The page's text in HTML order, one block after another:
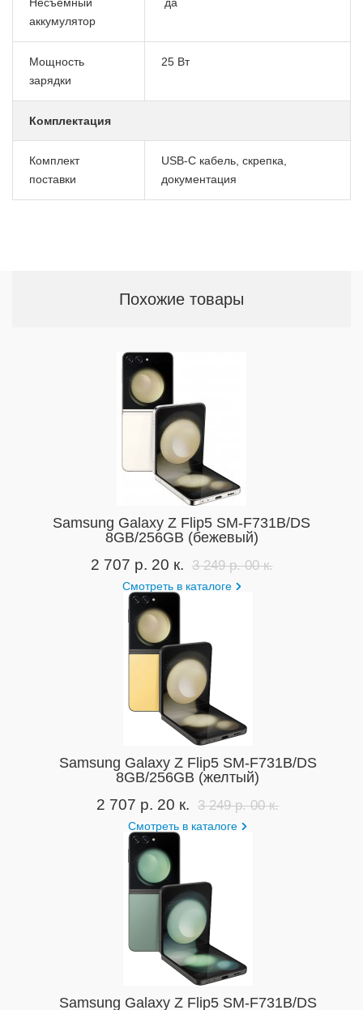
аккумулятор
Мощность
зарядки
25 Вт
Комплектация
Комплект
поставки
USB-C кабель, скрепка,
документация
Похожие товары
Samsung Galaxy Z Flip5 SM-F731B/DS
8GB/256GB (бежевый)
2 707 р. 20 к. 3 249 р. 00 к.
Смотреть в каталоге
Samsung Galaxy Z Flip5 SM-F731B/DS
8GB/256GB (желтый)
2 707 р. 20 к. 3 249 р. 00 к.
Смотреть в каталоге
Samsung Galaxy Z Flip5 SM-F731B/DS